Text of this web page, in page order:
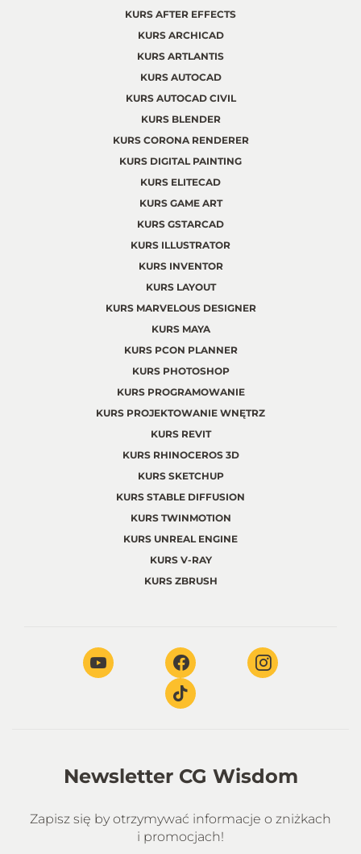
KURS AFTER EFFECTS
KURS ARCHICAD
KURS ARTLANTIS
KURS AUTOCAD
KURS AUTOCAD CIVIL
KURS BLENDER
KURS CORONA RENDERER
KURS DIGITAL PAINTING
KURS ELITECAD
KURS GAME ART
KURS GSTARCAD
KURS ILLUSTRATOR
KURS INVENTOR
KURS LAYOUT
KURS MARVELOUS DESIGNER
KURS MAYA
KURS PCON PLANNER
KURS PHOTOSHOP
KURS PROGRAMOWANIE
KURS PROJEKTOWANIE WNĘTRZ
KURS REVIT
KURS RHINOCEROS 3D
KURS SKETCHUP
KURS STABLE DIFFUSION
KURS TWINMOTION
KURS UNREAL ENGINE
KURS V-RAY
KURS ZBRUSH
Newsletter CG Wisdom
Zapisz się by otrzymywać informacje o zniżkach
i promocjach!